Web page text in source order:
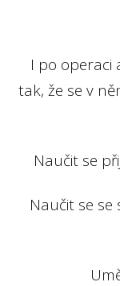
I po operaci
tak, že se v
Naučit se
Naučit se